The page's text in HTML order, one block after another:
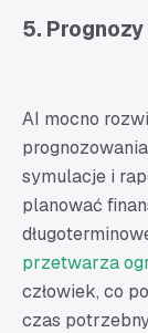
5.
AI mocno
symulacje i
planować
przetwarza
człowiek, co
czas